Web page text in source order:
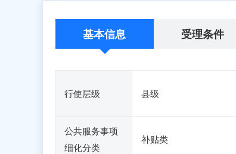
基本信息 受理条件
行使层级 县级
公共服务事项
细化分类
补贴类